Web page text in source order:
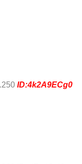
ID:4k2A9ECg0